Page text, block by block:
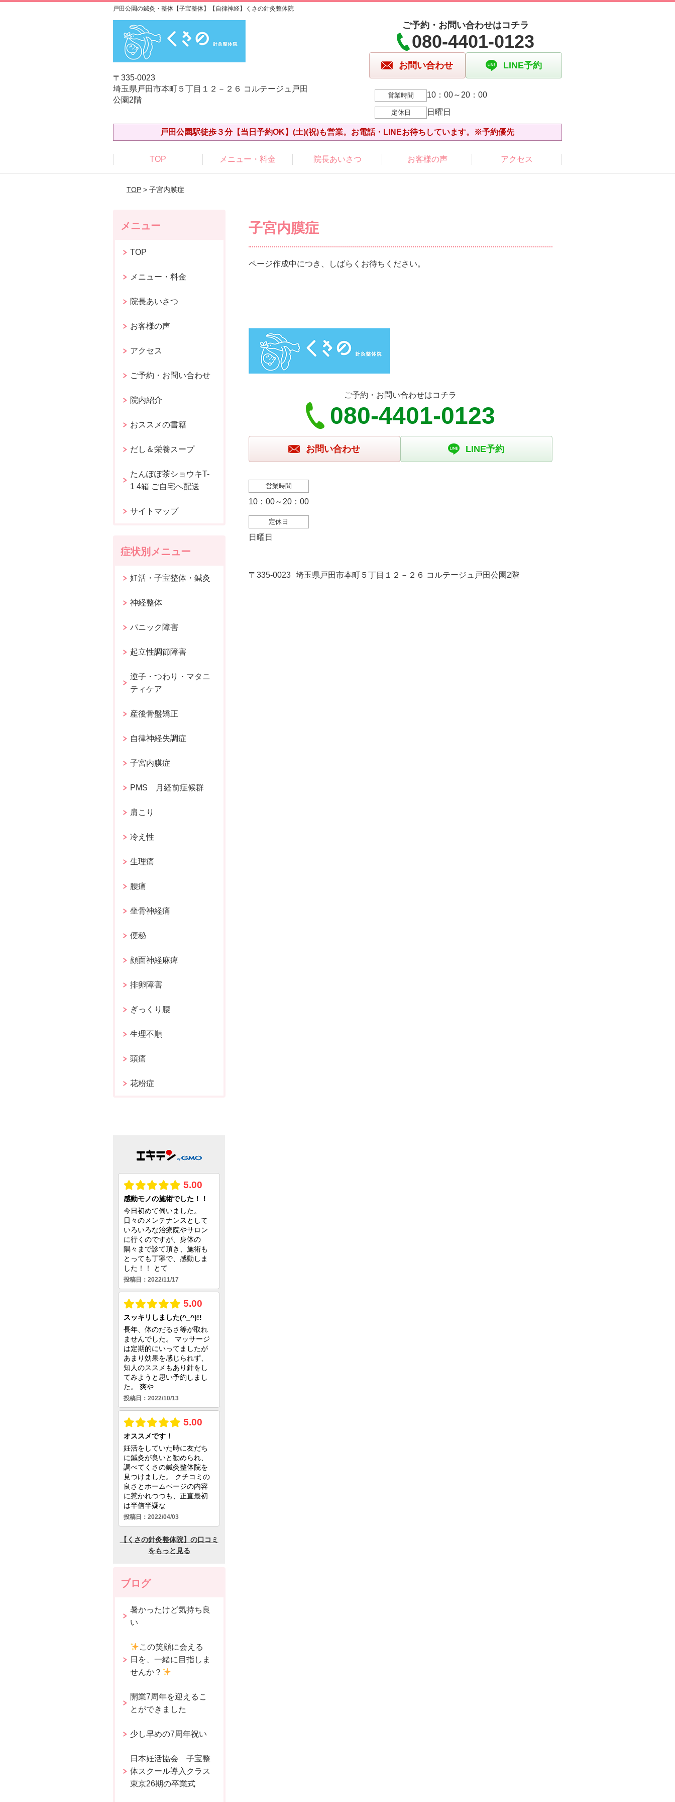
戸田公園の鍼灸・整体【子宝整体】【自律神経】くさの針灸整体院
〒335-0023
埼玉県戸田市本町５丁目１２－２６ コルテージュ戸田
公園2階
ご予約・お問い合わせはコチラ
080-4401-0123
お問い合わせ LINE予約
営業時間 10：00～20：00
定休日 日曜日
戸田公園駅徒歩３分【当日予約OK】(土)(祝)も営業。お電話・LINEお待ちしています。※予約優先
TOP メニュー・料金 院長あいさつ お客様の声 アクセス
TOP> 子宮内膜症
子宮内膜症
ページ作成中につき、しばらくお待ちください。
ご予約・お問い合わせはコチラ
080-4401-0123
お問い合わせ LINE予約
営業時間
10：00～20：00
定休日
日曜日
〒335-0023 埼玉県戸田市本町５丁目１２－２６ コルテージュ戸田公園2階
メニュー
TOP
メニュー・料金
院長あいさつ
お客様の声
アクセス
ご予約・お問い合わせ
院内紹介
おススメの書籍
だし＆栄養スープ
たんぽぽ茶ショウキT-
1 4箱 ご自宅へ配送
サイトマップ
症状別メニュー
妊活・子宝整体・鍼灸
神経整体
パニック障害
起立性調節障害
逆子・つわり・マタニ
ティケア
産後骨盤矯正
自律神経失調症
子宮内膜症
PMS 月経前症候群
肩こり
冷え性
生理痛
腰痛
坐骨神経痛
便秘
顔面神経麻痺
排卵障害
ぎっくり腰
生理不順
頭痛
花粉症
ブログ
暑かったけど気持ち良
い
この笑顔に会える
日を、一緒に目指しま
せんか？
開業7周年を迎えるこ
とができました
少し早めの7周年祝い
日本妊活協会 子宝整
体スクール導入クラス
東京26期の卒業式